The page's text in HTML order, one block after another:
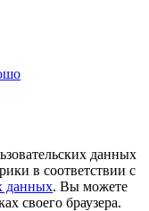
данных
в соответствии с
данных. Вы можете
своего браузера.